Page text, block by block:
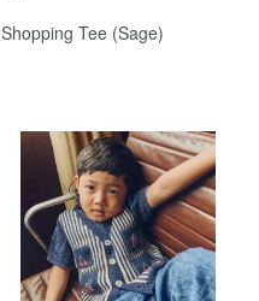
Shopping Tee (Sage)